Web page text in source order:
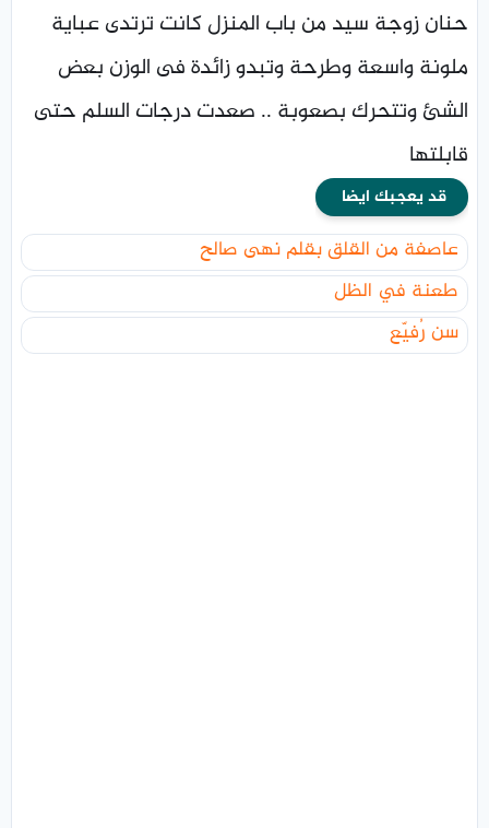
حنان زوجة سيد من باب المنزل كانت ترتدى عباية
ملونة واسعة وطرحة وتبدو زائدة فى الوزن بعض
الشئ وتتحرك بصعوبة .. صعدت درجات السلم حتى
قابلتها
قد يعجبك ايضا
عاصفة من القلق بقلم نهى صالح
طعنة في الظل
سن رُفيّع